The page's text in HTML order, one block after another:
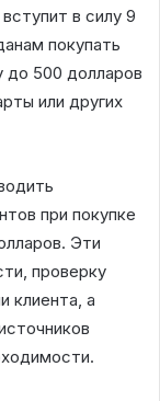
в силу 9
покупать
до 500 долларов
или других
при покупке
Эти
проверку
клиента, а